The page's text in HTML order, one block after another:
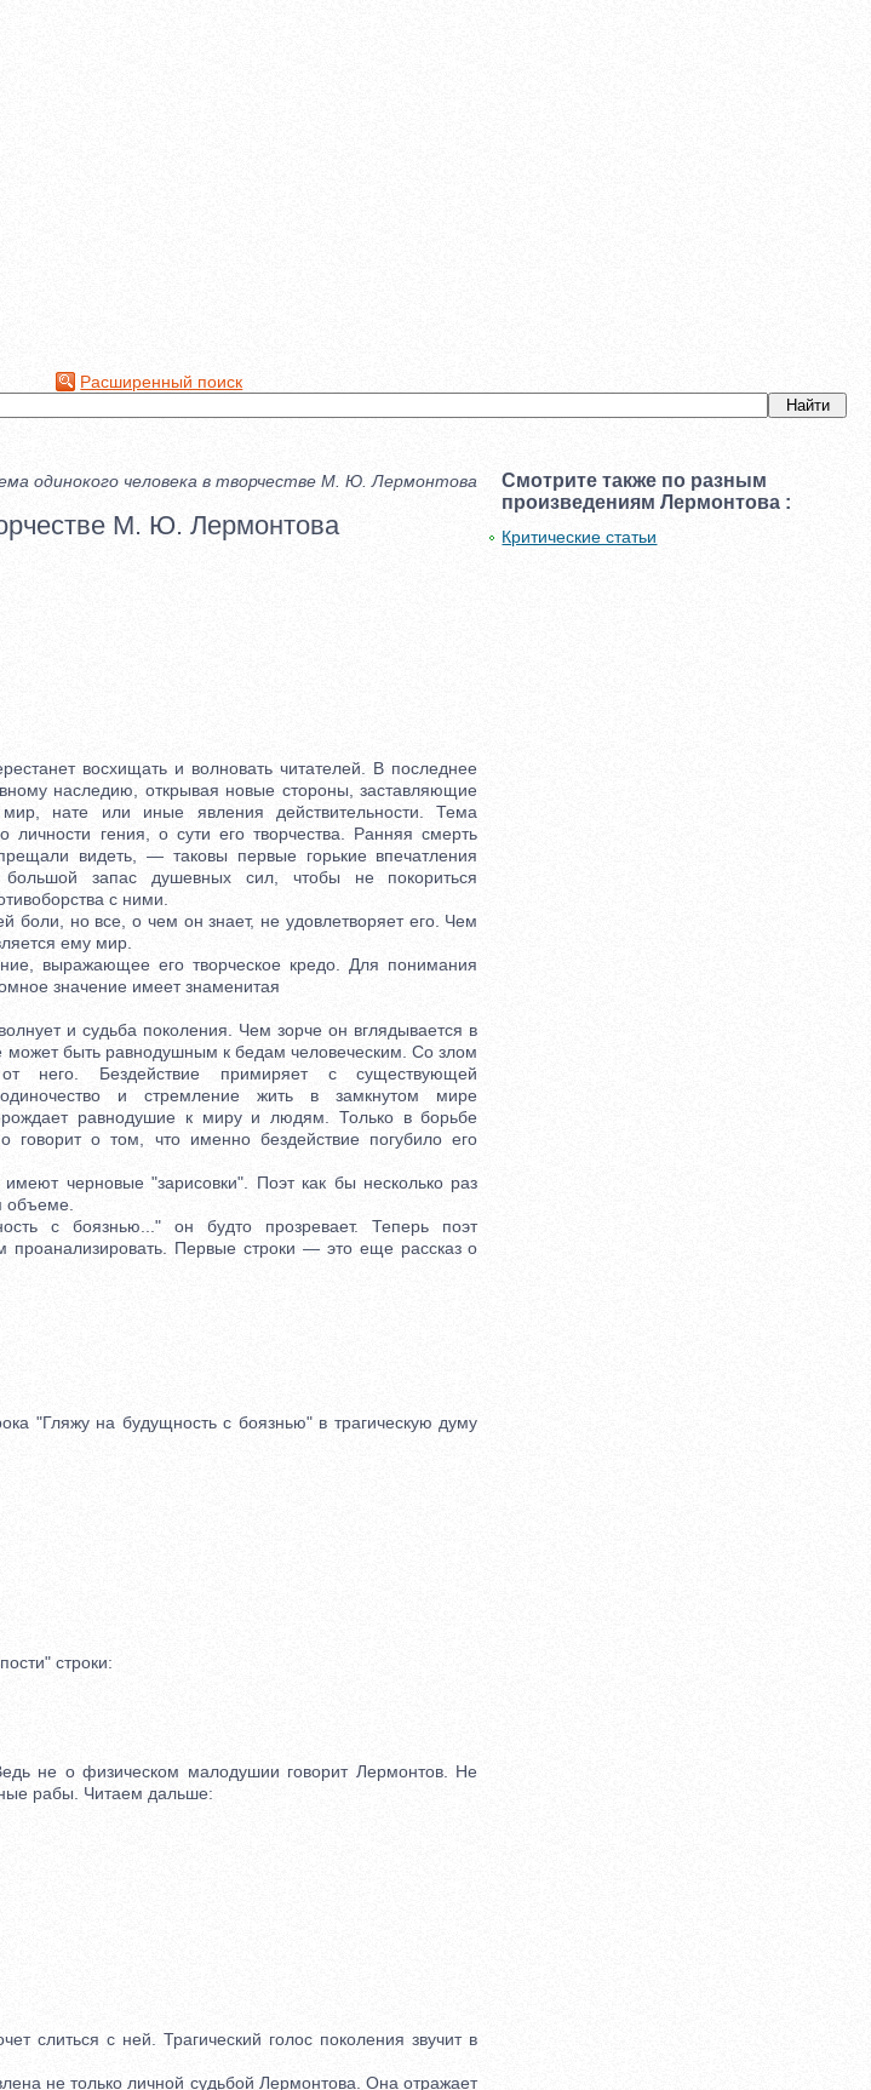
Расширенный поиск
одинокого человека в творчестве М. Ю. Лермонтова
М. Ю. Лермонтова
восхищать и волновать читателей. В последнее
наследию, открывая новые стороны, заставляющие
нате или иные явления действительности. Тема
личности гения, о сути его творчества. Ранняя смерть
видеть, — таковы первые горькие впечатления
запас душевных сил, чтобы не покориться
с ними.
боли, но все, о чем он знает, не удовлетворяет его. Чем
ему мир.
выражающее его творческое кредо. Для понимания
значение имеет знаменитая
и судьба поколения. Чем зорче он вглядывается в
может быть равнодушным к бедам человеческим. Со злом
него. Бездействие примиряет с существующей
одиночество и стремление жить в замкнутом мире
равнодушие к миру и людям. Только в борьбе
говорит о том, что именно бездействие погубило его
черновые "зарисовки". Поэт как бы несколько раз
объеме.
с боязнью..." он будто прозревает. Теперь поэт
проанализировать. Первые строки — это еще рассказ о
"Гляжу на будущность с боязнью" в трагическую думу
строки:
не о физическом малодушии говорит Лермонтов. Не
рабы. Читаем дальше:
с ней. Трагический голос поколения звучит в
не только личной судьбой Лермонтова. Она отражает
Смотрите также по разным
произведениям Лермонтова :
Критические статьи